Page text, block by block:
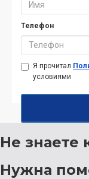
Телефон
Я прочитал
условиями
Не знаете
Нужна